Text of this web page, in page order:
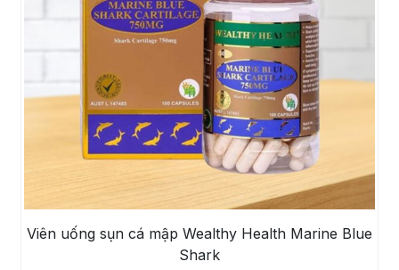
Viên uống sụn cá mập Wealthy Health Marine Blue
Shark